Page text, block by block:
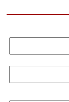
مرأة